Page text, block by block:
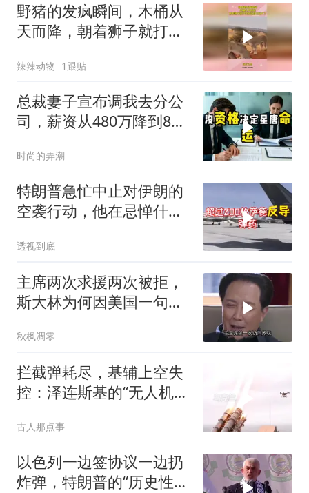
野猪的发疯瞬间，木桶从
天而降，朝着狮子就打去
辣辣动物 1跟贴
总裁妻子宣布调我去分公
司，薪资从480万降到8
时尚的弄潮
特朗普急忙中止对伊朗的
空袭行动，他在忌惮什
透视到底
主席两次求援两次被拒，
斯大林为何因美国一句话
秋枫凋零
拦截弹耗尽，基辅上空失
控：泽连斯基的“无人机神
古人那点事
以色列一边签协议一边扔
炸弹，特朗普的“历史性协